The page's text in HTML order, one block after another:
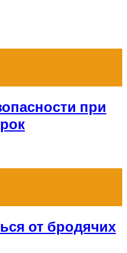
при
от бродячих